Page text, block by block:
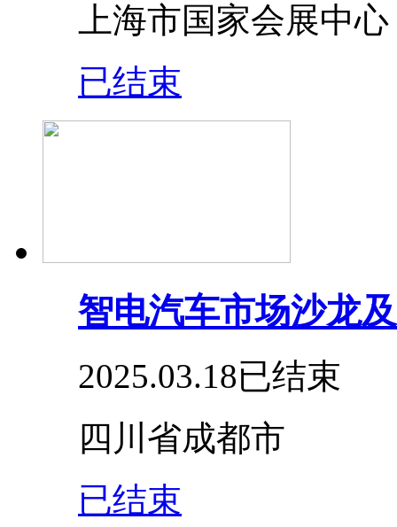
上海市国家会展中心
已结束
智电汽车市场沙龙
2025.03.18已结束
四川省成都市
已结束